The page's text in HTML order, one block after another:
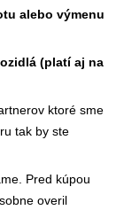
alebo výmenu
(platí aj na
ktoré sme
tak by ste
Pred kúpou
overil